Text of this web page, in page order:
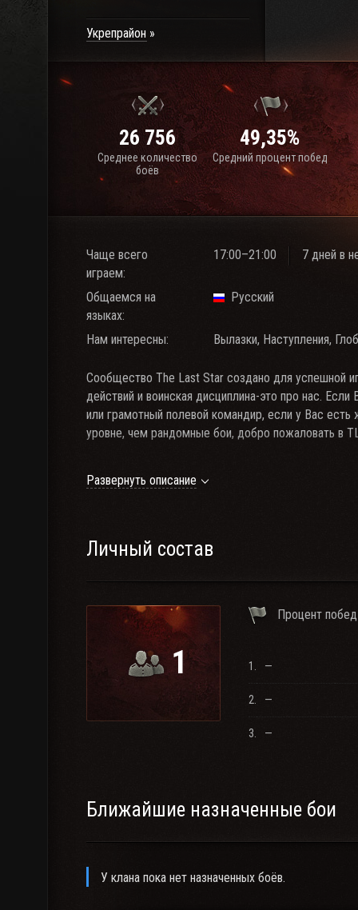
Укрепрайон
26 756
Среднее количество
боёв
49,35%
Средний процент побед
Чаще всего
играем:
17:00–21:00 7 дней в
Общаемся на
языках:
Русский
Нам интересны: Вылазки, Наступления,
Сообщество The Last Star создано для успешной
действий и воинская дисциплина-это про нас.
или грамотный полевой командир, если у Вас
уровне, чем рандомные бои, добро пожаловать в
Заявки принимаются через
Развернуть описание
Личный состав
1
Процент побед
1. —
2. —
3. —
Ближайшие назначенные бои
У клана пока нет назначенных боёв.